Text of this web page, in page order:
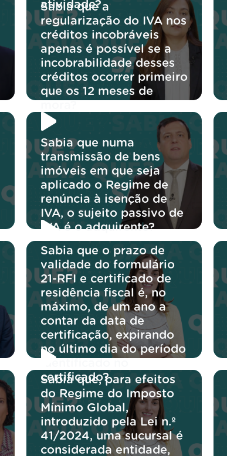
atividade?
Sabia que a
regularização do IVA nos
créditos incobráveis
apenas é possível se a
incobrabilidade desses
créditos ocorrer primeiro
que os 12 meses de
Sabia que numa
transmissão de bens
imóveis em que seja
aplicado o Regime de
renúncia à isenção de
IVA, o sujeito passivo de
IVA é o adquirente?
Sabia que o prazo de
validade do formulário
21-RFI e certificado de
residência fiscal é, no
máximo, de um ano a
contar da data de
certificação, expirando
no último dia do período
certificado?
Sabia que, para efeitos
do Regime do Imposto
Mínimo Global,
introduzido pela Lei n.º
41/2024, uma sucursal é
considerada entidade,